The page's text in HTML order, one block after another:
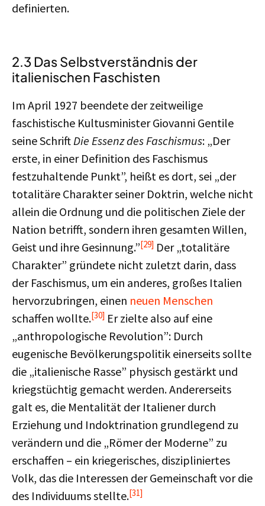
definierten.
2.3 Das Selbstverständnis der
italienischen Faschisten
Im April 1927 beendete der zeitweilige
faschistische Kultusminister Giovanni Gentile
seine SchriftDie Essenz des Faschismus: „Der
erste, in einer Definition des Faschismus
festzuhaltende Punkt”, heißt es dort, sei „der
totalitäre Charakter seiner Doktrin, welche nicht
allein die Ordnung und die politischen Ziele der
Nation betrifft, sondern ihren gesamten Willen,
Geist und ihre Gesinnung.”[29] Der „totalitäre
Charakter” gründete nicht zuletzt darin, dass
der Faschismus, um ein anderes, großes Italien
hervorzubringen, einen neuen Menschen
schaffen wollte.[30] Er zielte also auf eine
„anthropologische Revolution”: Durch
eugenische Bevölkerungspolitik einerseits sollte
die „italienische Rasse” physisch gestärkt und
kriegstüchtig gemacht werden. Andererseits
galt es, die Mentalität der Italiener durch
Erziehung und Indoktrination grundlegend zu
verändern und die „Römer der Moderne” zu
erschaffen – ein kriegerisches, diszipliniertes
Volk, das die Interessen der Gemeinschaft vor die
des Individuums stellte.[31]